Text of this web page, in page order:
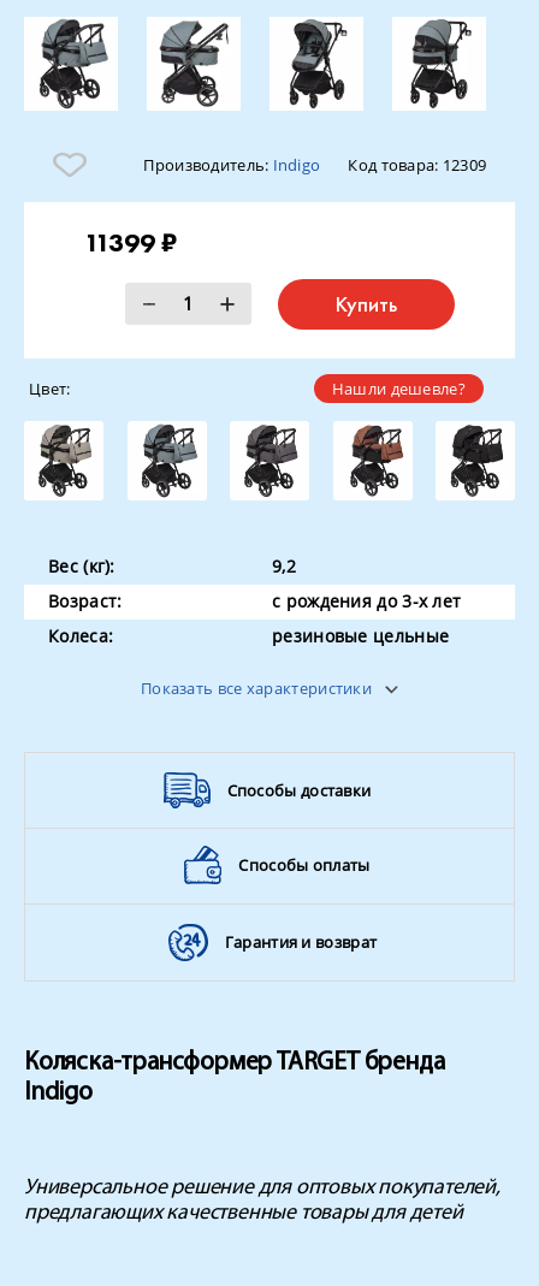
Производитель: Indigo Код товара: 12309
11399 ₽
Купить
Нашли дешевле?
Цвет:
Вес (кг):
9,2
Возраст:
с рождения до 3-х лет
Колеса:
резиновые цельные
Показать все характеристики
Способы доставки
Способы оплаты
Гарантия и возврат
Коляска-трансформер TARGET бренда
Indigo
Универсальное решение для оптовых покупателей,
предлагающих качественные товары для детей